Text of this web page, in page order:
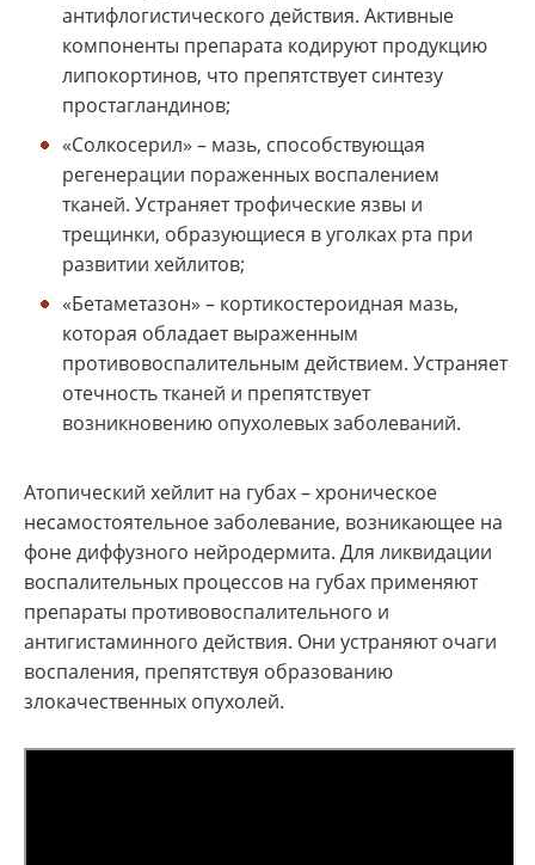
антифлогистического действия. Активные
компоненты препарата кодируют продукцию
липокортинов, что препятствует синтезу
простагландинов;
«Солкосерил» – мазь, способствующая
регенерации пораженных воспалением
тканей. Устраняет трофические язвы и
трещинки, образующиеся в уголках рта при
развитии хейлитов;
«Бетаметазон» – кортикостероидная мазь,
которая обладает выраженным
противовоспалительным действием. Устраняет
отечность тканей и препятствует
возникновению опухолевых заболеваний.
Атопический хейлит на губах – хроническое
несамостоятельное заболевание, возникающее на
фоне диффузного нейродермита. Для ликвидации
воспалительных процессов на губах применяют
препараты противовоспалительного и
антигистаминного действия. Они устраняют очаги
воспаления, препятствуя образованию
злокачественных опухолей.